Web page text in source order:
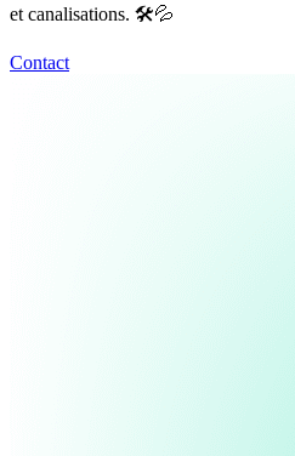
et canalisations. 🛠️💦
Contact